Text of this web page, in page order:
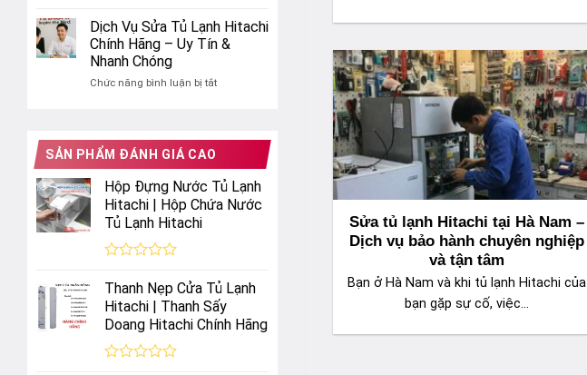
Uy
Tín
tủ
lạnh
quả
Bước
test
đá
tự
Side
Dịch Vụ Sửa Tủ Lạnh Hitachi
Chính Hãng – Uy Tín &
Nhanh Chóng
Chức năng bình luận bị tắtở
Chính
Hãng
Nhanh
Chóng
SẢN PHẨM ĐÁNH GIÁ CAO
Hộp Đựng Nước Tủ Lạnh
Hitachi | Hộp Chứa Nước
Tủ Lạnh Hitachi
xếp
hạng
0
5
sao
Thanh Nẹp Cửa Tủ Lạnh
Hitachi | Thanh Sấy
Doang Hitachi Chính Hãng
Sửa tủ lạnh Hitachi tại Hà Nam –
Dịch vụ bảo hành chuyên nghiệp
và tận tâm
Bạn ở Hà Nam và khi tủ lạnh Hitachi của
bạn gặp sự cố, việc...